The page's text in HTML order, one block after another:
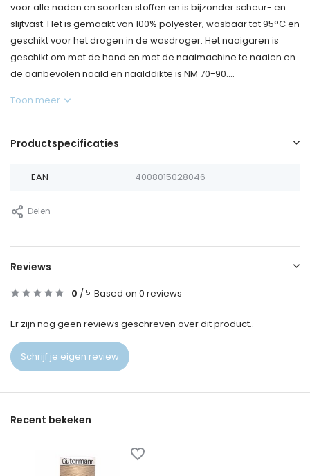
voor alle naden en soorten stoffen en is bijzonder scheur- en
slijtvast. Het is gemaakt van 100% polyester, wasbaar tot 95°C en
geschikt voor het drogen in de wasdroger. Het naaigaren is
geschikt om met de hand en met de naaimachine te naaien en
de aanbevolen naald en naalddikte is NM 70-90....
Toon meer
Productspecificaties
EAN 4008015028046
Delen
Reviews
0 / 5 Based on 0 reviews
Er zijn nog geen reviews geschreven over dit product..
Schrijf je eigen review
Recent bekeken